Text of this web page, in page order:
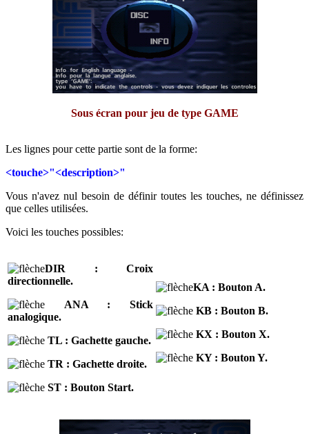
Sous écran pour jeu de type GAME
Les lignes pour cette partie sont de la forme:
<touche>"<description>"
Vous n'avez nul besoin de définir toutes les touches, ne définissez
que celles utilisées.
Voici les touches possibles:
DIR : Croix
directionnelle.
ANA : Stick
analogique.
TL : Gachette gauche.
TR : Gachette droite.
ST : Bouton Start.
KA : Bouton A.
KB : Bouton B.
KX : Bouton X.
KY : Bouton Y.